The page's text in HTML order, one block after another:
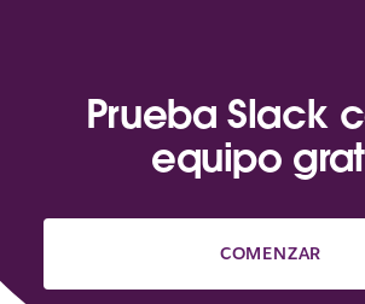
Prueba Slack
equipo
COMENZAR